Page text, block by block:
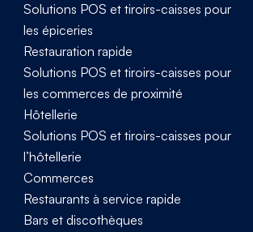
Solutions POS et tiroirs-caisses pour
les épiceries
Restauration rapide
Solutions POS et tiroirs-caisses pour
les commerces de proximité
Hôtellerie
Solutions POS et tiroirs-caisses pour
l’hôtellerie
Commerces
Restaurants à service rapide
Bars et discothèques